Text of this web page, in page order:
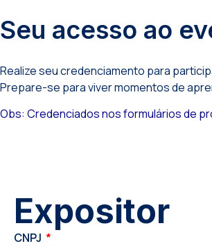
Seu acesso ao
Realize seu credenciamento para
Prepare-se para viver momentos de
Obs: Credenciados nos formulários de
Expositor
CNPJ